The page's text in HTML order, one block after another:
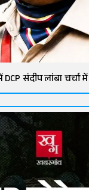
संदीप लांबा चर्चा में